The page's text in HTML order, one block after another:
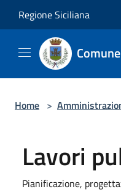
Regione Siciliana
Home >
Lavori
Pianificazione,